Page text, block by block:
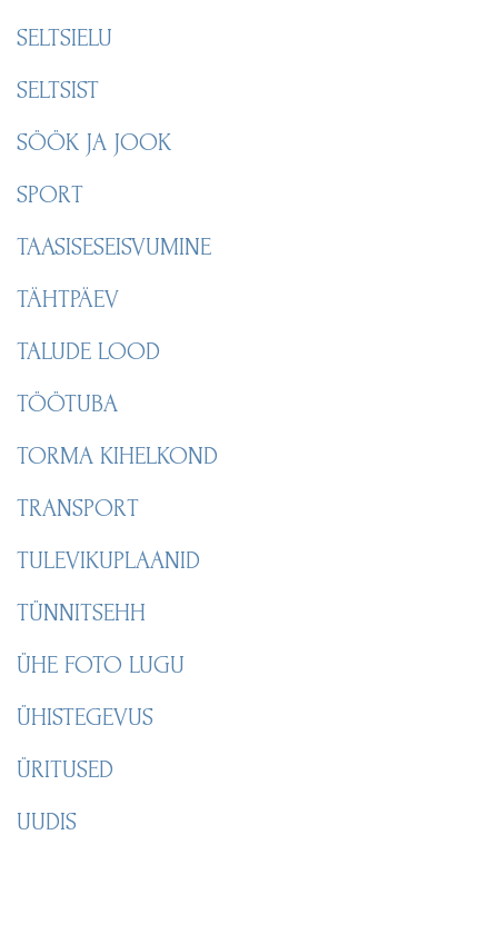
SELTSIELU
SELTSIST
SÖÖK JA JOOK
SPORT
TAASISESEISVUMINE
TÄHTPÄEV
TALUDE LOOD
TÖÖTUBA
TORMA KIHELKOND
TRANSPORT
TULEVIKUPLAANID
TÜNNITSEHH
ÜHE FOTO LUGU
ÜHISTEGEVUS
ÜRITUSED
UUDIS